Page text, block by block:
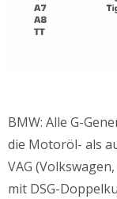
BMW: Alle G-
die Motoröl- als
VAG
mit DSG-